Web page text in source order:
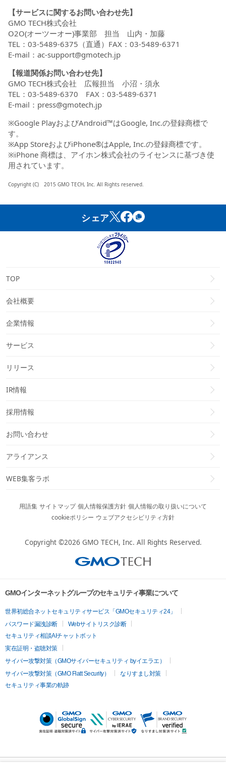
【サービスに関するお問い合わせ先】
GMO TECH株式会社
O2O(オーツーオー)事業部 担当 山内・加藤
TEL：03-5489-6375（直通）FAX：03-5489-6371
E-mail：ac-support@gmotech.jp
【報道関係お問い合わせ先】
GMO TECH株式会社 広報担当 小沼・須永
TEL：03-5489-6370 FAX：03-5489-6371
E-mail：press@gmotech.jp
※Google PlayおよびAndroid™はGoogle, Inc.の登録商標で
す。
※App StoreおよびiPhone®はApple, Inc.の登録商標です。
※iPhone 商標は、アイホン株式会社のライセンスに基づき使
用されています。
Copyright (C) 2015 GMO TECH, Inc. All Rights reserved.
シェア
TOP
会社概要
企業情報
サービス
リリース
IR情報
採用情報
お問い合わせ
アライアンス
WEB集客ラボ
用語集 サイトマップ 個人情報保護方針 個人情報の取り扱いについて
cookieポリシー ウェブアクセシビリティ方針
Copyright ©2026 GMO TECH, Inc. All Rights Reserved.
GMOインターネットグループのセキュリティ事業について
世界初総合ネットセキュリティサービス「GMOセキュリティ24」
パスワード漏洩診断
Webサイトリスク診断
セキュリティ相談AIチャットボット
実在証明・盗聴対策
サイバー攻撃対策（GMOサイバーセキュリティ byイエラエ）
サイバー攻撃対策（GMO Flatt Security）
なりすまし対策
セキュリティ事業の軌跡